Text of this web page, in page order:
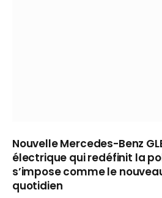
Nouvelle Mercedes-Benz
électrique qui redéfinit la
s’impose comme le
quotidien